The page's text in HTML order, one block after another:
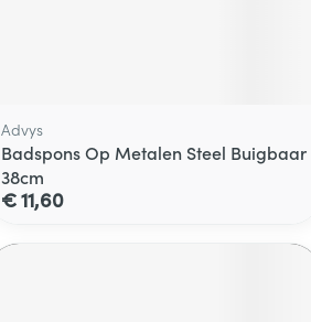
Advys
Badspons Op Metalen Steel Buigbaar
38cm
€ 11,60